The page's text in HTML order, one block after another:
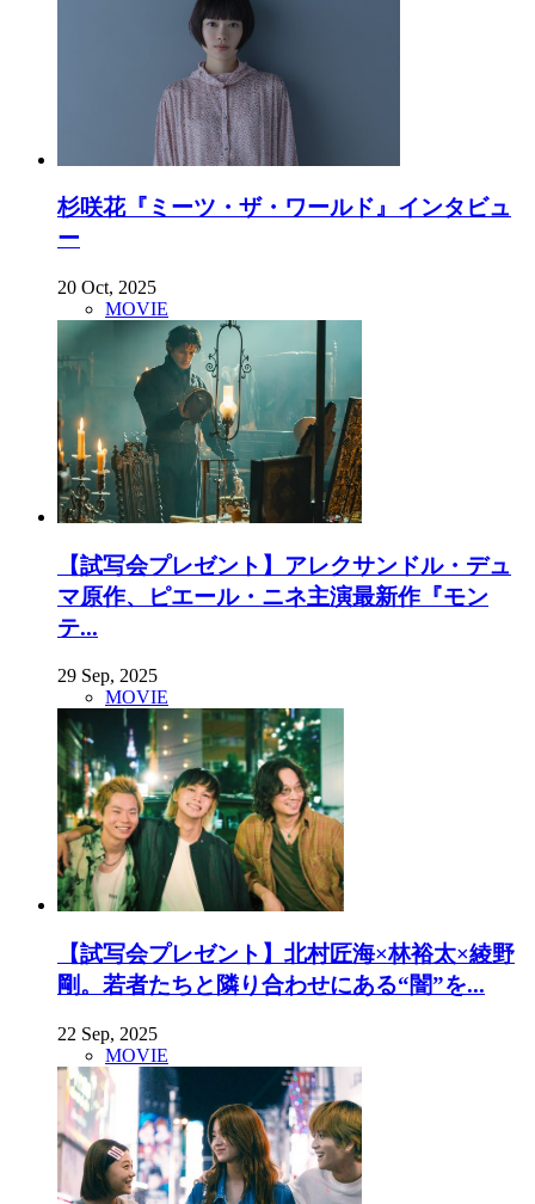
杉咲花『ミーツ・ザ・ワールド』インタビュ
ー
20 Oct, 2025
MOVIE
【試写会プレゼント】アレクサンドル・デュ
マ原作、ピエール・ニネ主演最新作『モン
テ...
29 Sep, 2025
MOVIE
【試写会プレゼント】北村匠海×林裕太×綾野
剛。若者たちと隣り合わせにある“闇”を...
22 Sep, 2025
MOVIE